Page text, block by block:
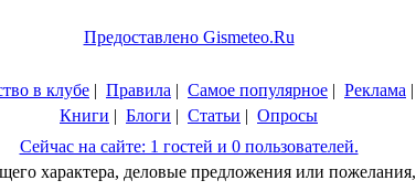
Предоставлено Gismeteo.Ru
в клубе | Правила | Самое популярное | Реклама |
Книги | Блоги | Статьи | Опросы
Сейчас на сайте: 1 гостей и 0 пользователей.
характера, деловые предложения или пожелания,